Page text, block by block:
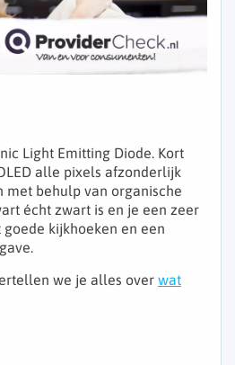
Light Emitting Diode. Kort
alle pixels afzonderlijk
met behulp van organische
écht zwart is en je een zeer
kijkhoeken en een
we je alles over wat